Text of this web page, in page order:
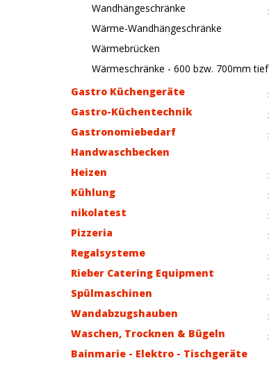
Wandhängeschränke
Wärme-Wandhängeschränke
Wärmebrücken
Wärmeschränke - 600 bzw. 700mm tief
Gastro Küchengeräte
Gastro-Küchentechnik
Gastronomiebedarf
Handwaschbecken
Heizen
Kühlung
nikolatest
Pizzeria
Regalsysteme
Rieber Catering Equipment
Spülmaschinen
Wandabzugshauben
Waschen, Trocknen & Bügeln
Bainmarie - Elektro - Tischgeräte